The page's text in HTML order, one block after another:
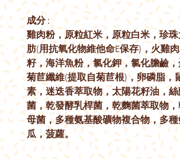
成分 :
雞肉粉，原粒紅米，原粒白米，珍
肪(用抗氧化物維他命E保存)，火雞
籽，海洋魚粉，氯化鉀，氯化膽鹼
菊苣纖維(提取自菊苣根)，卵磷脂
素，迷迭香萃取物，太陽花籽油，
菌，乾發酵乳桿菌，乾麴菌萃取物
母菌，多種氨基酸礦物複合物，多
瓜，菠蘿。